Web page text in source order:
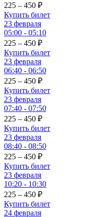
225 – 450 ₽
Купить билет
23 февраля
05:00 - 05:10
225 – 450 ₽
Купить билет
23 февраля
06:40 - 06:50
225 – 450 ₽
Купить билет
23 февраля
07:40 - 07:50
225 – 450 ₽
Купить билет
23 февраля
08:40 - 08:50
225 – 450 ₽
Купить билет
23 февраля
10:20 - 10:30
225 – 450 ₽
Купить билет
24 февраля